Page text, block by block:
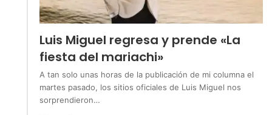
Luis Miguel regresa y prende «La
fiesta del mariachi»
A tan solo unas horas de la publicación de mi columna el
martes pasado, los sitios oficiales de Luis Miguel nos
sorprendieron…